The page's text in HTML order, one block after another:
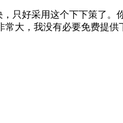
只好采用这个下下策了。
大，我没有必要免费提